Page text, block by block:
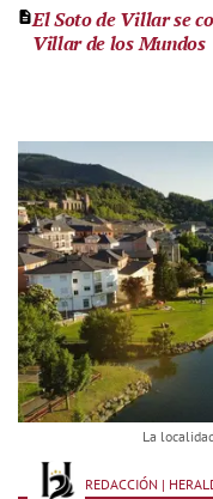
El Soto de Villar se
Villar de los Mundos
La
REDACCIÓN |